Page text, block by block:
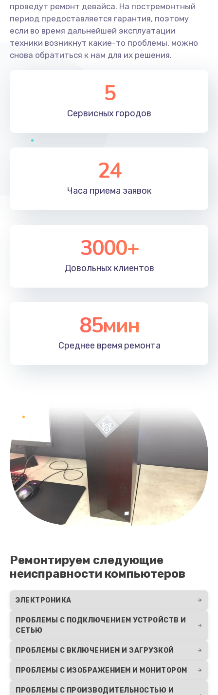
проведут ремонт девайса. На постремонтный
период предоставляется гарантия, поэтому
если во время дальнейшей эксплуатации
техники возникнут какие-то проблемы, можно
снова обратиться к нам для их решения.
5
Сервисных городов
24
Часа приема заявок
3000+
Довольных клиентов
85мин
Среднее время ремонта
Ремонтируем следующие
неисправности компьютеров
ЭЛЕКТРОНИКА
ПРОБЛЕМЫ С ПОДКЛЮЧЕНИЕМ УСТРОЙСТВ И
СЕТЬЮ
ПРОБЛЕМЫ С ВКЛЮЧЕНИЕМ И ЗАГРУЗКОЙ
ПРОБЛЕМЫ С ИЗОБРАЖЕНИЕМ И МОНИТОРОМ
ПРОБЛЕМЫ С ПРОИЗВОДИТЕЛЬНОСТЬЮ И